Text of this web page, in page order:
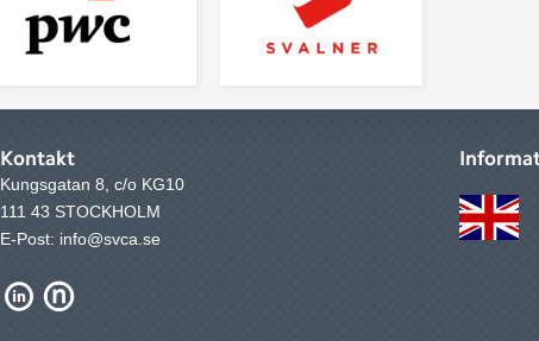
Kontakt
Kungsgatan 8, c/o KG10
111 43 STOCKHOLM
E-Post: info@svca.se